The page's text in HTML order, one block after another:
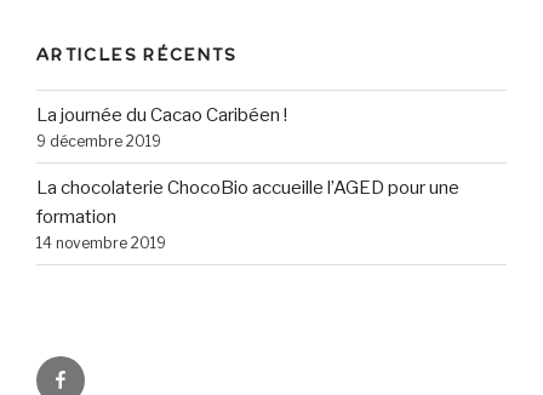
ARTICLES RÉCENTS
La journée du Cacao Caribéen !
9 décembre 2019
La chocolaterie ChocoBio accueille l’AGED pour une
formation
14 novembre 2019
Facebook